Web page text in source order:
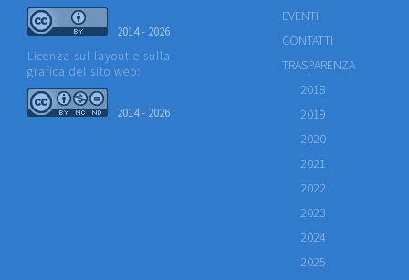
2014 - 2026
Licenza sul layout e sulla
grafica del sito web:
2014 - 2026
EVENTI
CONTATTI
TRASPARENZA
2018
2019
2020
2021
2022
2023
2024
2025